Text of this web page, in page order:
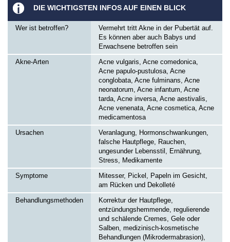
DIE WICHTIGSTEN INFOS AUF EINEN BLICK
Wer ist betroffen?
Vermehrt tritt Akne in der Pubertät auf.
Es können aber auch Babys und
Erwachsene betroffen sein
Akne-Arten
Acne vulgaris, Acne comedonica,
Acne papulo-pustulosa, Acne
conglobata, Acne fulminans, Acne
neonatorum, Acne infantum, Acne
tarda, Acne inversa, Acne aestivalis,
Acne venenata, Acne cosmetica, Acne
medicamentosa
Ursachen
Veranlagung, Hormonschwankungen,
falsche Hautpflege, Rauchen,
ungesunder Lebensstil, Ernährung,
Stress, Medikamente
Symptome
Mitesser, Pickel, Papeln im Gesicht,
am Rücken und Dekolleté
Behandlungsmethoden
Korrektur der Hautpflege,
entzündungshemmende, regulierende
und schälende Cremes, Gele oder
Salben, medizinisch-kosmetische
Behandlungen (Mikrodermabrasion),